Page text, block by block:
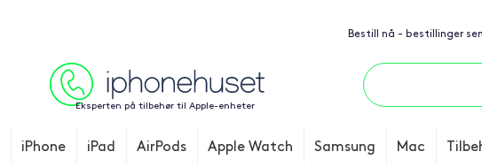
Bestill nå - bestillinger
Eksperten på tilbehør til Apple-enheter
iPhone iPad AirPods Apple Watch Samsung Mac